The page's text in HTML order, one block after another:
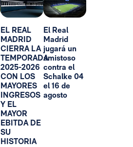
EL REAL
MADRID
CIERRA LA
TEMPORADA
2025-2026
CON LOS
MAYORES
INGRESOS
Y EL
MAYOR
EBITDA DE
SU
HISTORIA
El Real
Madrid
jugará un
amistoso
contra el
Schalke 04
el 16 de
agosto